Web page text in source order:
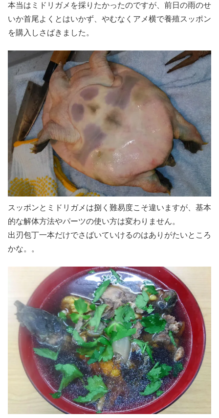
本当はミドリガメを採りたかったのですが、前日の雨のせ
いか首尾よくとはいかず、やむなくアメ横で養殖スッポン
を購入しさばきました。
スッポンとミドリガメは捌く難易度こそ違いますが、基本
的な解体方法やパーツの使い方は変わりません。
出刃包丁一本だけでさばいていけるのはありがたいところ
かな。。